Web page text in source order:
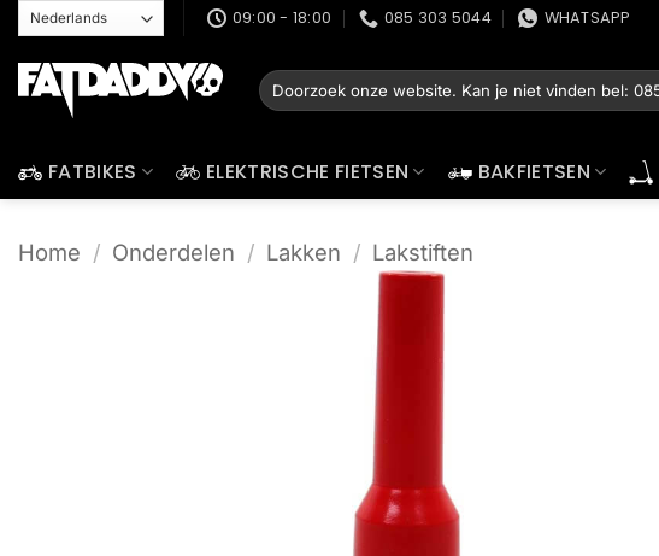
naar
inhoud
09:00 - 18:00 085 303 5044 WHATSAPP
Zoeken
naar:
FATBIKES ELEKTRISCHE FIETSEN BAKFIETSEN
Home / Onderdelen / Lakken / Lakstiften